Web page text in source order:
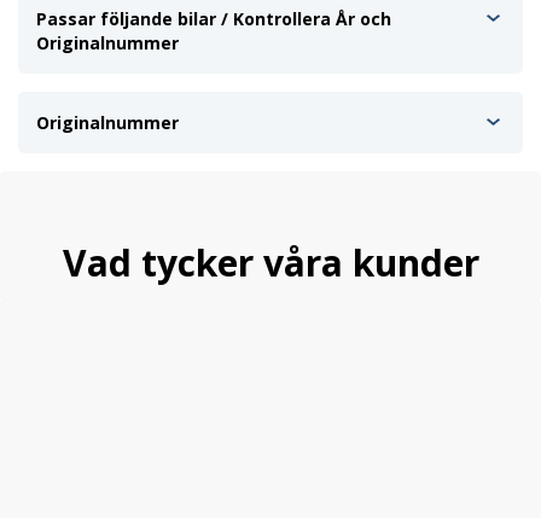
Passar följande bilar / Kontrollera År och
Originalnummer
Originalnummer
Vad tycker våra kunder